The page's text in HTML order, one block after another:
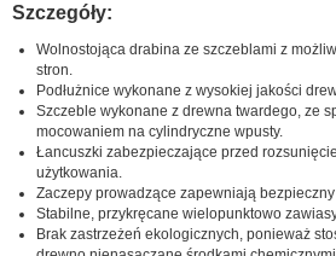
Szczegóły:
Wolnostojąca drabina ze szczeblami z
stron.
Podłużnice wykonane z wysokiej jakości
Szczeble wykonane z drewna twardego, ze
mocowaniem na cylindryczne wpusty.
Łancuszki zabezpieczające przed
użytkowania.
Zaczepy prowadzące zapewniają
Stabilne, przykręcane wielopunktowo
Brak zastrzeżeń ekologicznych, ponieważ